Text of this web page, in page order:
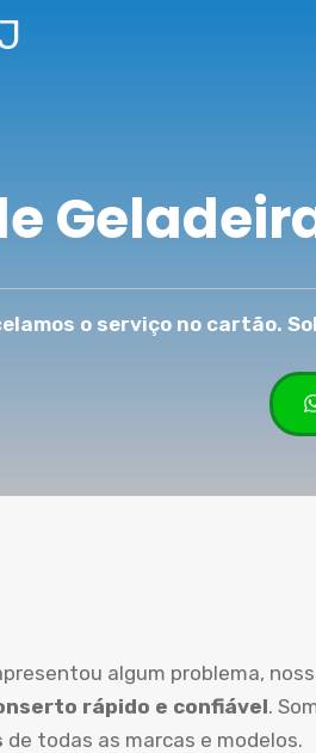
o serviço no cartão.
algum problema,
rápido e confiável.
de todas as marcas e modelos.